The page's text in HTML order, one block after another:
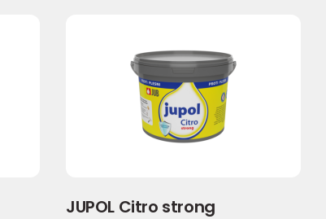
JUPOL Citro strong